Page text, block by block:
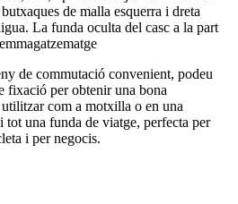
de malla esquerra i dreta
La funda oculta del casc a la part
de commutació convenient, podeu
fixació per obtenir una bona
com a motxilla o en una
una funda de viatge, perfecta per
i per negocis.